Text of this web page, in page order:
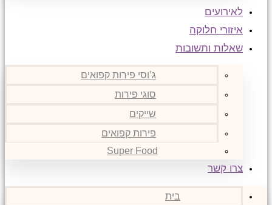
לאירועים
איזורי חלוקה
שאלות ותשובות
ג’וסי פירות קפואים
סוגי פירות
שייקים
פירות קפואים
Super Food
צרו קשר
בית